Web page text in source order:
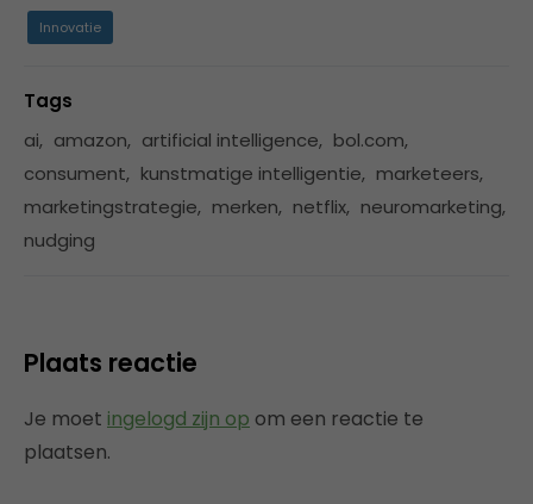
Innovatie
Tags
ai, amazon, artificial intelligence, bol.com,
consument, kunstmatige intelligentie, marketeers,
marketingstrategie, merken, netflix, neuromarketing,
nudging
Plaats reactie
Je moet ingelogd zijn op om een reactie te
plaatsen.